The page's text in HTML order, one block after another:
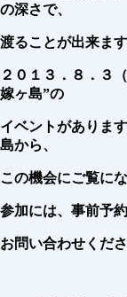
の深さで、
渡ることが出来ま
２０１３．８．３
嫁ヶ島”の
イベントがありま
島から、
この機会にご覧に
参加には、事前予
お問い合わせくださ